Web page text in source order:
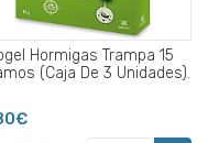
Hormigas Trampa 15
(Caja De 3 Unidades).